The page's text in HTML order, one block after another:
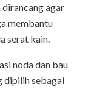
dirancang agar
membantu
serat kain.
noda dan bau
dipilih sebagai